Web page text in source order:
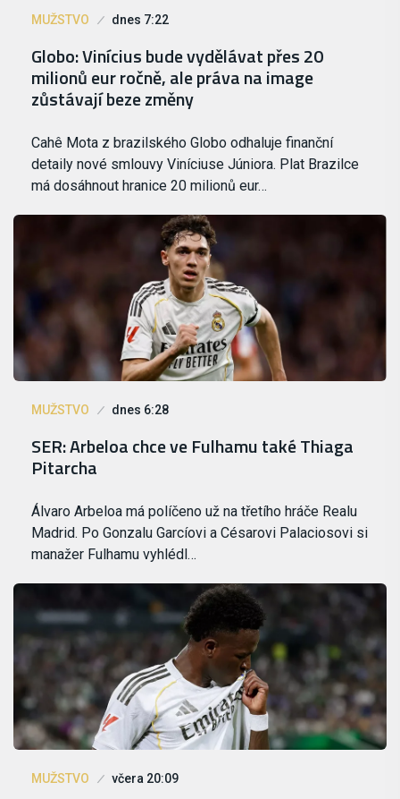
MUŽSTVO dnes 7:22
Globo: Vinícius bude vydělávat přes 20
milionů eur ročně, ale práva na image
zůstávají beze změny
Cahê Mota z brazilského Globo odhaluje finanční
detaily nové smlouvy Viníciuse Júniora. Plat Brazilce
má dosáhnout hranice 20 milionů eur…
MUŽSTVO dnes 6:28
SER: Arbeloa chce ve Fulhamu také Thiaga
Pitarcha
Álvaro Arbeloa má políčeno už na třetího hráče Realu
Madrid. Po Gonzalu Garcíovi a Césarovi Palaciosovi si
manažer Fulhamu vyhlédl…
MUŽSTVO včera 20:09